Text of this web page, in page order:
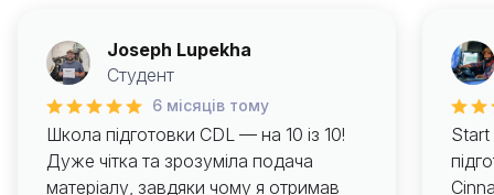
6 місяців тому
Школа підготовки CDL — на 10 із 10!
Дуже чітка та зрозуміла подача
матеріалу, завдяки чому я отримав
Joseph Lupekha
Студент